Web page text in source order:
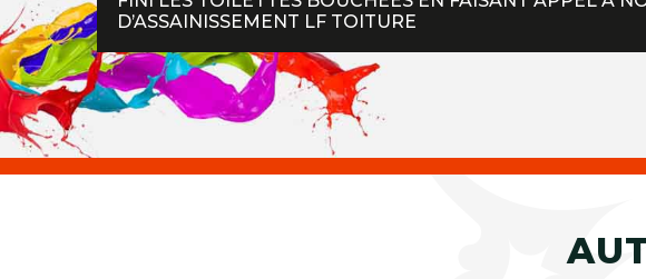
D’ASSAINISSEMENT LF TOITURE